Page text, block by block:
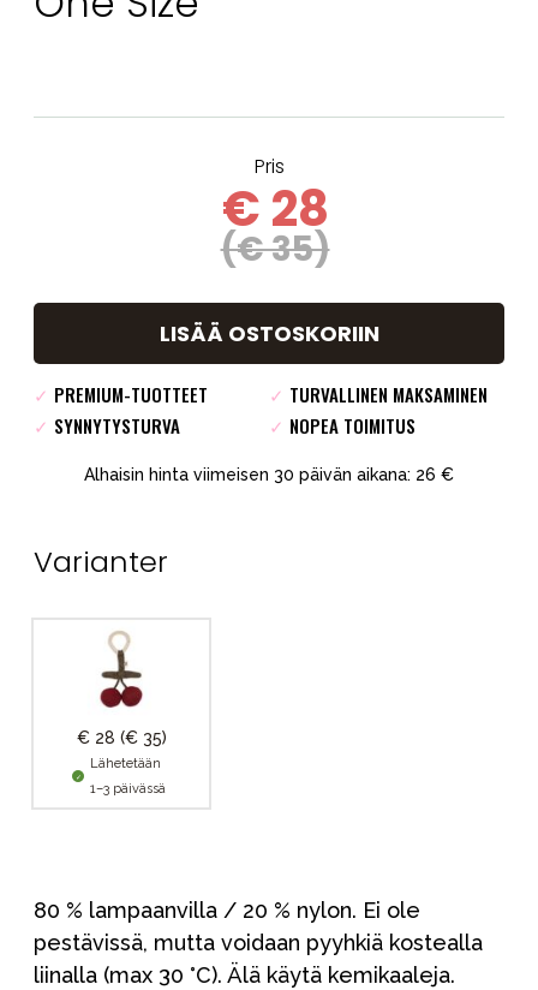
Pris
€ 28
(€ 35)
LISÄÄ OSTOSKORIIN
✓ PREMIUM-TUOTTEET ✓ TURVALLINEN MAKSAMINEN
✓ SYNNYTYSTURVA ✓ NOPEA TOIMITUS
Alhaisin hinta viimeisen 30 päivän aikana: 26 €
Varianter
€ 28 (€ 35)
Lähetetään
1–3 päivässä
80 % lampaanvilla / 20 % nylon. Ei ole
pestävissä, mutta voidaan pyyhkiä kostealla
liinalla (max 30 °C). Älä käytä kemikaaleja.